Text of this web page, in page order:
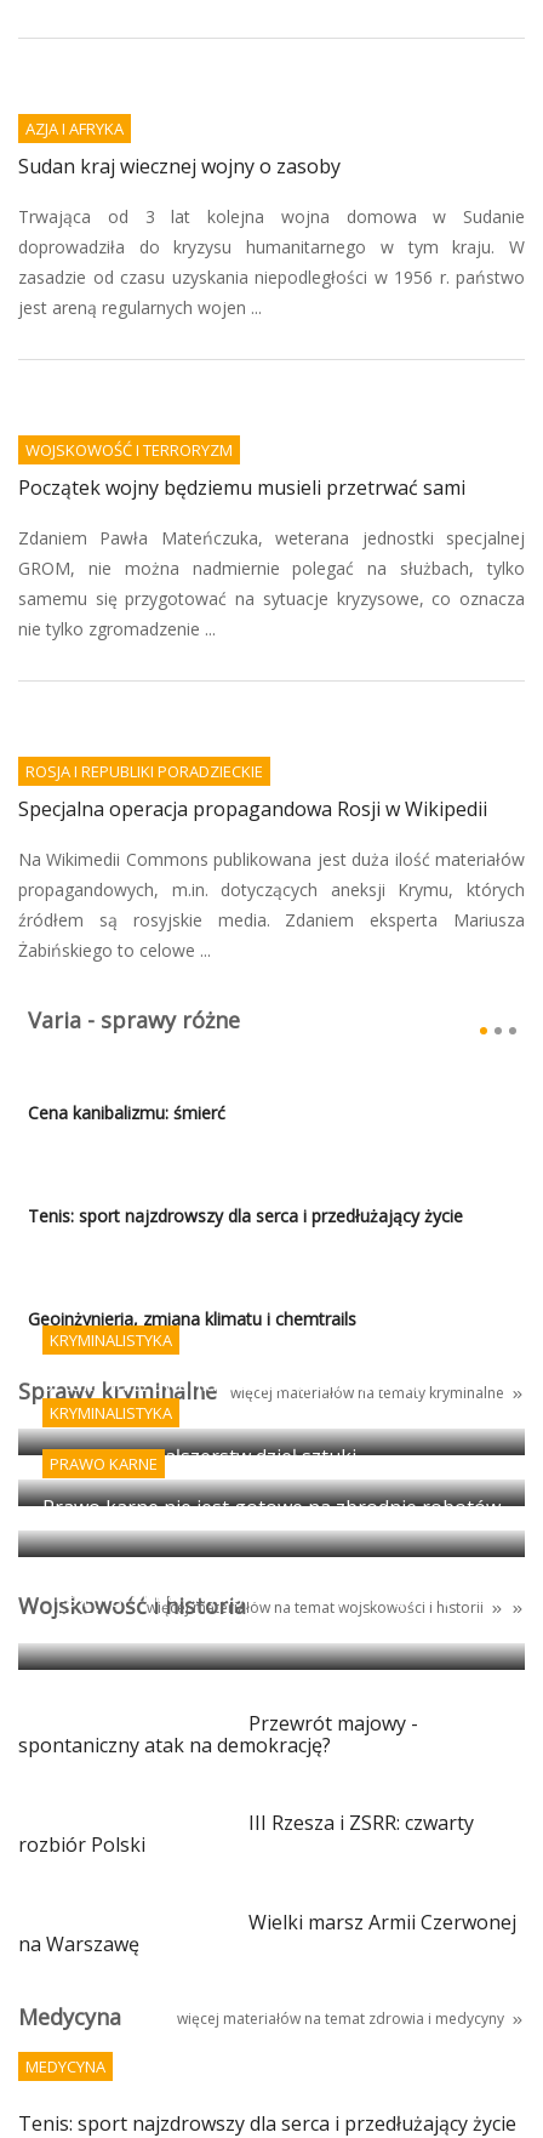
AZJA I AFRYKA
Sudan kraj wiecznej wojny o zasoby
Trwająca od 3 lat kolejna wojna domowa w Sudanie
doprowadziła do kryzysu humanitarnego w tym kraju. W
zasadzie od czasu uzyskania niepodległości w 1956 r. państwo
jest areną regularnych wojen ...
WOJSKOWOŚĆ I TERRORYZM
Początek wojny będziemu musieli przetrwać sami
Zdaniem Pawła Mateńczuka, weterana jednostki specjalnej
GROM, nie można nadmiernie polegać na służbach, tylko
samemu się przygotować na sytuacje kryzysowe, co oznacza
nie tylko zgromadzenie ...
ROSJA I REPUBLIKI PORADZIECKIE
Specjalna operacja propagandowa Rosji w Wikipedii
Na Wikimedii Commons publikowana jest duża ilość materiałów
propagandowych, m.in. dotyczących aneksji Krymu, których
źródłem są rosyjskie media. Zdaniem eksperta Mariusza
Żabińskiego to celowe ...
Varia - sprawy różne
Cena kanibalizmu: śmierć
Tenis: sport najzdrowszy dla serca i przedłużający życie
Geoinżynieria, zmiana klimatu i chemtrails
Sprawy kryminalne więcej materiałów na tematy kryminalne
KRYMINALISTYKA
Sztuka fałszowania podpisów i AI - koniec
porządku prawnego?
KRYMINALISTYKA
Wykrywanie fałszerstw dzieł sztuki
PRAWO KARNE
Prawo karne nie jest gotowe na zbrodnie robotów
Wojskowość i historia
więcej materiałów na tematwojskowości i historii
Egipt: granica między antyczną propagandą i
magią
Przewrót majowy -
spontaniczny atak na demokrację?
III Rzesza i ZSRR: czwarty
rozbiór Polski
Wielki marsz Armii Czerwonej
na Warszawę
Medycyna więcej materiałów na temat zdrowia i medycyny
MEDYCYNA
Tenis: sport najzdrowszy dla serca i przedłużający życie